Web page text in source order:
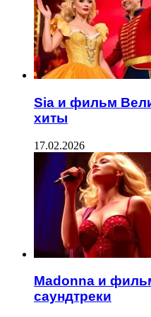
Sia и фильм
хиты
17.02.2026
Madonna и
саундтреки